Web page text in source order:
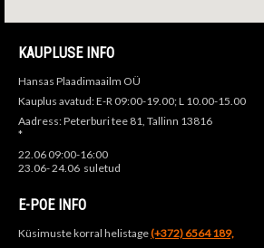
KAUPLUSE INFO
Hansas Plaadimaailm OÜ
Kauplus avatud: E-R 09:00-19.00; L 10.00-15.00
Aadress: Peterburi tee 81, Tallinn 13816
*
22.06 09:00-16:00
23.06- 24.06 suletud
E-POE INFO
Küsimuste korral helistage(+372) 6564 189,